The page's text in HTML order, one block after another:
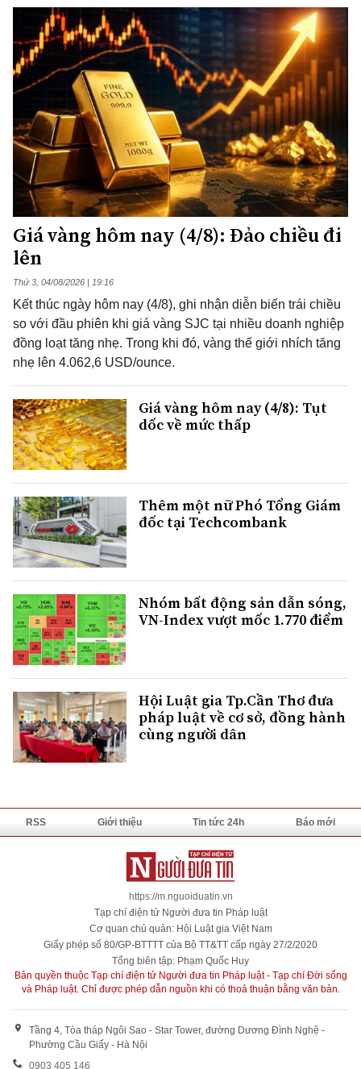
Giá vàng hôm nay (4/8): Đảo chiều đi
lên
Thứ 3, 04/08/2026 | 19:16
Kết thúc ngày hôm nay (4/8), ghi nhận diễn biến trái chiều
so với đầu phiên khi giá vàng SJC tại nhiều doanh nghiệp
đồng loạt tăng nhẹ. Trong khi đó, vàng thế giới nhích tăng
nhẹ lên 4.062,6 USD/ounce.
Giá vàng hôm nay (4/8): Tụt
dốc về mức thấp
Thêm một nữ Phó Tổng Giám
đốc tại Techcombank
Nhóm bất động sản dẫn sóng,
VN-Index vượt mốc 1.770 điểm
Hội Luật gia Tp.Cần Thơ đưa
pháp luật về cơ sở, đồng hành
cùng người dân
RSS Giới thiệu Tin tức 24h Báo mới
https://m.nguoiduatin.vn
Tạp chí điện tử Người đưa tin Pháp luật
Cơ quan chủ quản: Hội Luật gia Việt Nam
Giấy phép số 80/GP-BTTTT của Bộ TT&TT cấp ngày 27/2/2020
Tổng biên tập: Phạm Quốc Huy
Bản quyền thuộc Tạp chí điện tử Người đưa tin Pháp luật - Tạp chí Đời sống
và Pháp luật. Chỉ được phép dẫn nguồn khi có thoả thuận bằng văn bản.
Tầng 4, Tòa tháp Ngôi Sao - Star Tower, đường Dương Đình Nghệ -
Phường Cầu Giấy - Hà Nội
0903 405 146